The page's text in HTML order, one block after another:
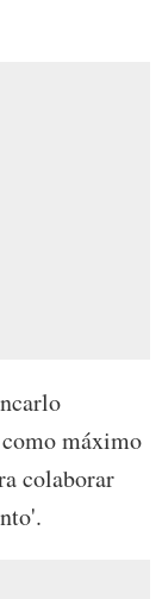
máximo
colaborar